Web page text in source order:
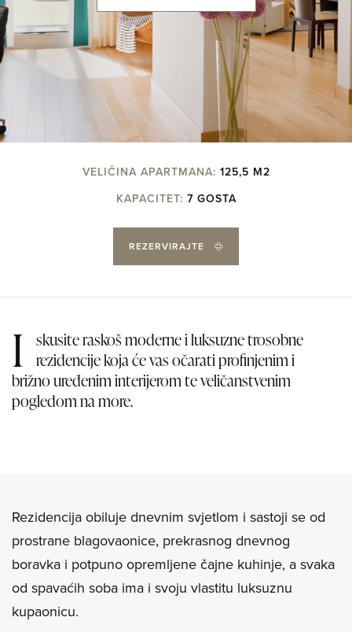
VELIČINA APARTMANA: 125,5 M2
KAPACITET: 7 GOSTA
REZERVIRAJTE
I
skusite raskoš moderne i luksuzne trosobne
rezidencije koja će vas očarati profinjenim i
brižno uređenim interijerom te veličanstvenim
pogledom na more.
Rezidencija obiluje dnevnim svjetlom i sastoji se od
prostrane blagovaonice, prekrasnog dnevnog
boravka i potpuno opremljene čajne kuhinje, a svaka
od spavaćih soba ima i svoju vlastitu luksuznu
kupaonicu.